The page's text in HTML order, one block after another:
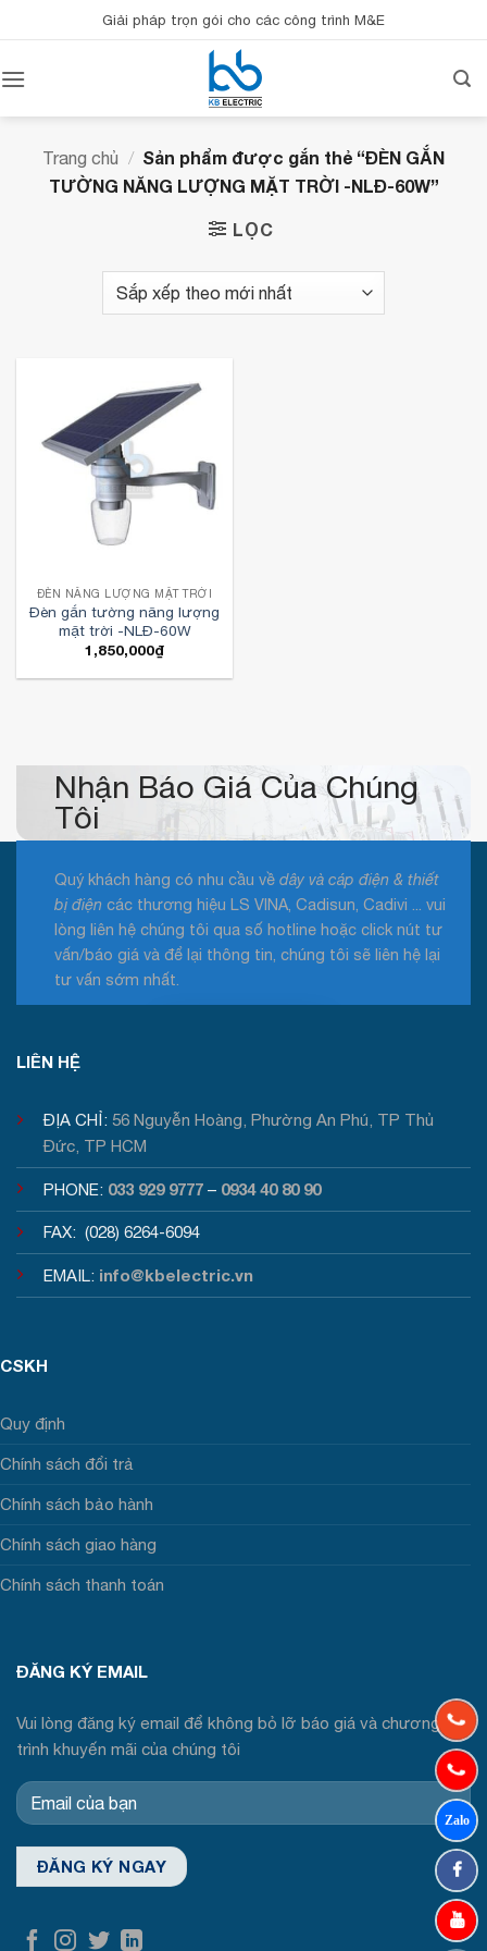
qua
dung
Giải pháp trọn gói cho các công trình M&E
Trang chủ / Sản phẩm được gắn thẻ “ĐÈN GẮN
TƯỜNG NĂNG LƯỢNG MẶT TRỜI -NLĐ-60W”
LỌC
ĐÈN NĂNG LƯỢNG MẶT TRỜI
Đèn gắn tường năng lượng
mặt trời -NLĐ-60W
1,850,000₫
Nhận Báo Giá Của Chúng
Tôi
Quý khách hàng có nhu cầu về dây và cáp điện & thiết
bị điện các thương hiệu LS VINA, Cadisun, Cadivi ... vui
lòng liên hệ chúng tôi qua số hotline hoặc click nút tư
vấn/báo giá và để lại thông tin, chúng tôi sẽ liên hệ lại
tư vấn sớm nhất.
LIÊN HỆ
ĐỊA CHỈ: 56 Nguyễn Hoàng, Phường An Phú, TP Thủ
Đức, TP HCM
PHONE: 033 929 9777 – 0934 40 80 90
FAX: (028) 6264-6094
EMAIL: info@kbelectric.vn
CSKH
Quy định
Chính sách đổi trả
Chính sách bảo hành
Chính sách giao hàng
Chính sách thanh toán
ĐĂNG KÝ EMAIL
Vui lòng đăng ký email để không bỏ lỡ báo giá và chương
trình khuyến mãi của chúng tôi